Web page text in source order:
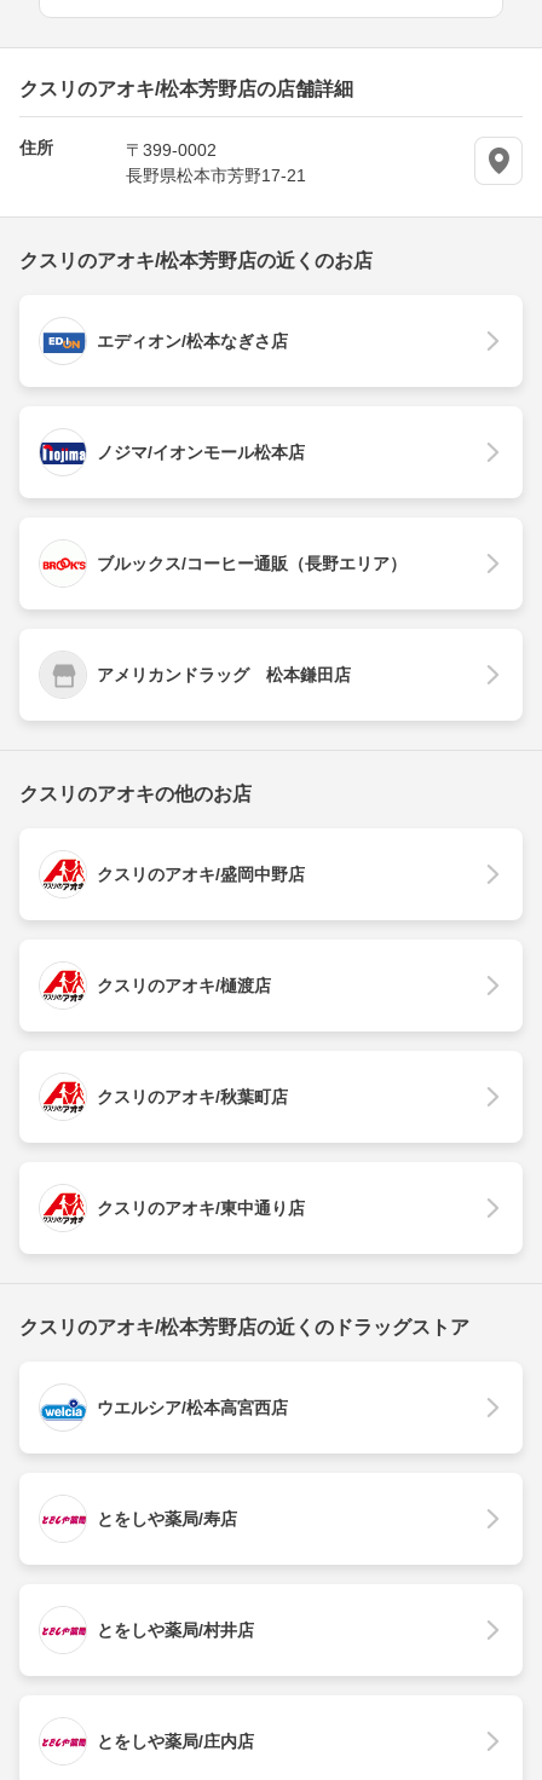
クスリのアオキ/松本芳野店の店舗詳細
住所
〒399-0002
長野県松本市芳野17-21
クスリのアオキ/松本芳野店の近くのお店
エディオン/松本なぎさ店
ノジマ/イオンモール松本店
ブルックス/コーヒー通販（長野エリア）
アメリカンドラッグ 松本鎌田店
クスリのアオキの他のお店
クスリのアオキ/盛岡中野店
クスリのアオキ/樋渡店
クスリのアオキ/秋葉町店
クスリのアオキ/東中通り店
クスリのアオキ/松本芳野店の近くのドラッグストア
ウエルシア/松本高宮西店
とをしや薬局/寿店
とをしや薬局/村井店
とをしや薬局/庄内店